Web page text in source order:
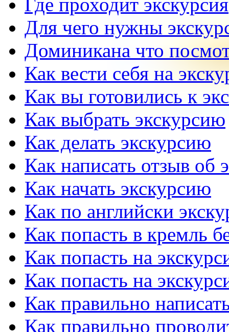
Для чего нужны
Доминикана что
Как вести себя на
Как вы готовились к
Как выбрать экскурсию
Как делать экскурсию
Как написать отзыв об
Как начать экскурсию
Как по английски
Как попасть в кремль
Как попасть на
Как попасть на
Как правильно
Как правильно